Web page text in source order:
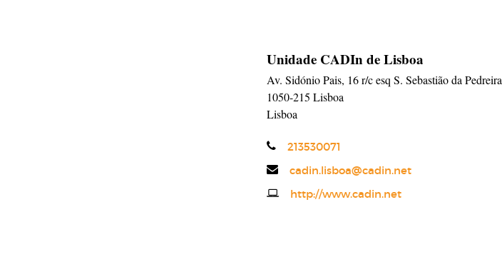
Unidade CADIn de Lisboa
Av. Sidónio Pais, 16 r/c esq S. Sebastião da Pedreira
1050-215 Lisboa
Lisboa
Telefone
213530071
Emailcadin.lisboa@cadin.net
Websitehttp://www.cadin.net